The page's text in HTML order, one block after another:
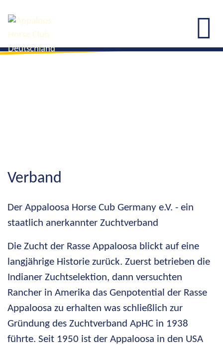
Verband
Der Appaloosa Horse Cub Germany e.V. - ein
staatlich anerkannter Zuchtverband
Die Zucht der Rasse Appaloosa blickt auf eine
langjährige Historie zurück. Zuerst betrieben die
Indianer Zuchtselektion, dann versuchten
Rancher in Amerika das Genpotential der Rasse
Appaloosa zu erhalten was schließlich zur
Gründung des Zuchtverband ApHC in 1938
führte. Seit 1950 ist der Appaloosa in den USA